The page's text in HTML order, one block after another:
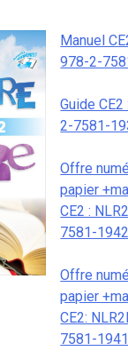
Manuel
978-2-
Guide
2-7581-
Offre
papier
CE2 :
7581-
Offre
papier
CE2:
7581-